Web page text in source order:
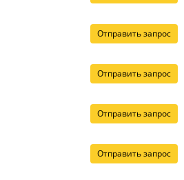
Отправить запрос
Отправить запрос
Отправить запрос
Отправить запрос